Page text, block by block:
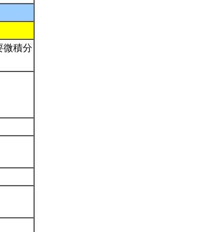
微積分